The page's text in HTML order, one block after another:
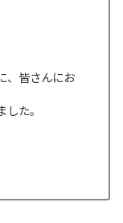
、皆さんにお
た。